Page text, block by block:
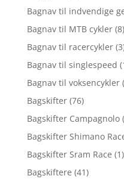
Bagnav til indvendige
Bagnav til MTB cykler (8)
Bagnav til racercykler
Bagnav til singlespeed
Bagnav til voksencykler
Bagskifter (76)
Bagskifter Campagnolo
Bagskifter Shimano
Bagskifter Sram Race (1)
Bagskiftere (41)